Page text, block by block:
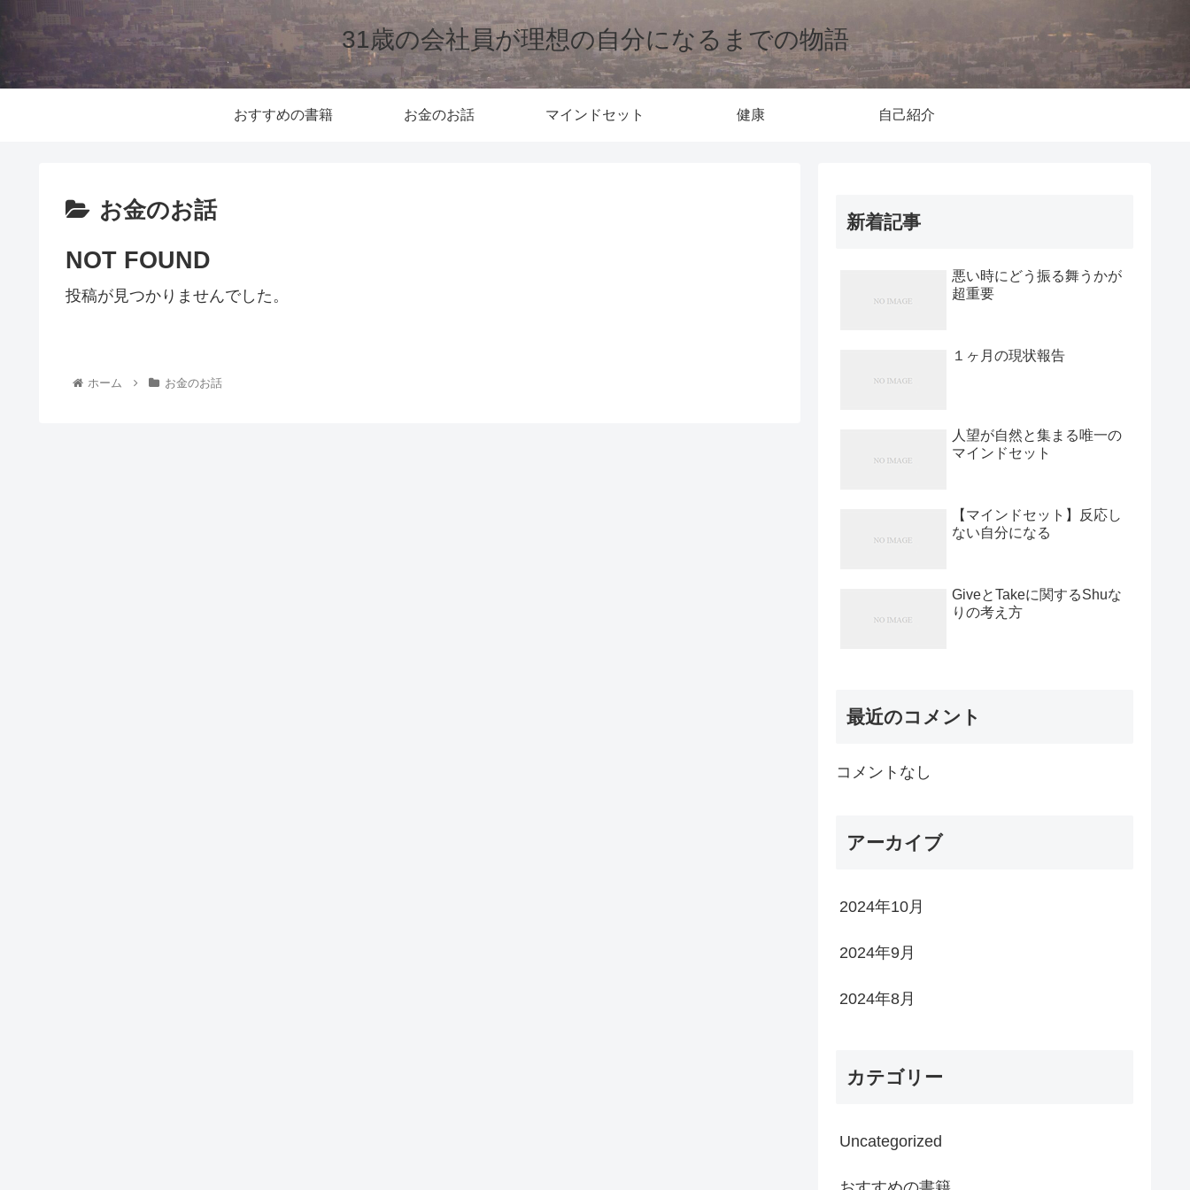
31歳の会社員が理想の自分になるまでの物語
おすすめの書籍 お金のお話 マインドセット 健康 自己紹介
お金のお話
NOT FOUND
投稿が見つかりませんでした。
ホーム お金のお話
新着記事
悪い時にどう振る舞うかが
超重要
１ヶ月の現状報告
人望が自然と集まる唯一の
マインドセット
【マインドセット】反応し
ない自分になる
GiveとTakeに関するShuな
りの考え方
最近のコメント
コメントなし
アーカイブ
2024年10月
2024年9月
2024年8月
カテゴリー
Uncategorized